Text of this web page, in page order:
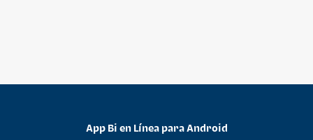
App Bi en Línea para Android